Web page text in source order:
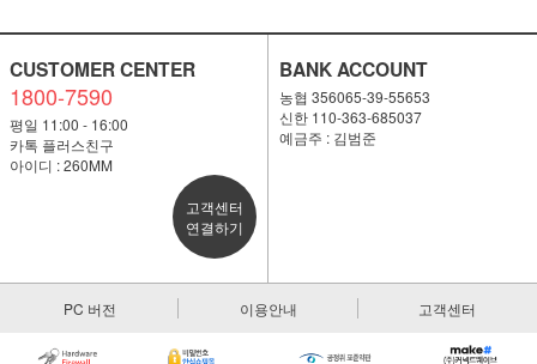
CUSTOMER CENTER
1800-7590
평일 11:00 - 16:00
카톡 플러스친구
아이디 : 260MM
고객센터
연결하기
BANK ACCOUNT
농협 356065-39-55653
신한 110-363-685037
예금주 : 김범준
PC 버전 이용안내 고객센터